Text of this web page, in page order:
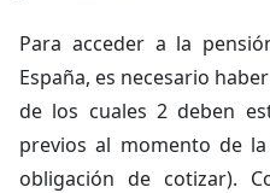
Para acceder a la
España, es necesario
de los cuales 2 deben
previos al momento de
obligación de cotizar).